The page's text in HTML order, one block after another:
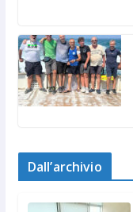
Dall’archivio